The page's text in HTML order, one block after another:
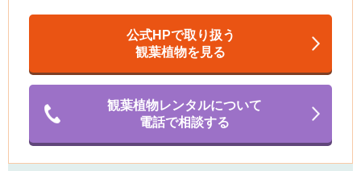
公式HPで取り扱う
観葉植物を見る
観葉植物レンタルについて
電話で相談する